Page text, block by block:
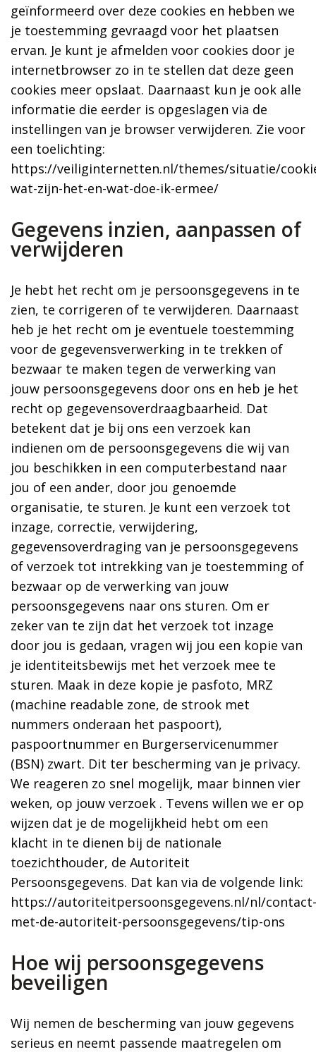
geïnformeerd over deze cookies en hebben we
je toestemming gevraagd voor het plaatsen
ervan. Je kunt je afmelden voor cookies door je
internetbrowser zo in te stellen dat deze geen
cookies meer opslaat. Daarnaast kun je ook alle
informatie die eerder is opgeslagen via de
instellingen van je browser verwijderen. Zie voor
een toelichting:
https://veiliginternetten.nl/themes/situatie/
wat-zijn-het-en-wat-doe-ik-ermee/
Gegevens inzien, aanpassen of
verwijderen
Je hebt het recht om je persoonsgegevens in te
zien, te corrigeren of te verwijderen. Daarnaast
heb je het recht om je eventuele toestemming
voor de gegevensverwerking in te trekken of
bezwaar te maken tegen de verwerking van
jouw persoonsgegevens door ons en heb je het
recht op gegevensoverdraagbaarheid. Dat
betekent dat je bij ons een verzoek kan
indienen om de persoonsgegevens die wij van
jou beschikken in een computerbestand naar
jou of een ander, door jou genoemde
organisatie, te sturen. Je kunt een verzoek tot
inzage, correctie, verwijdering,
gegevensoverdraging van je persoonsgegevens
of verzoek tot intrekking van je toestemming of
bezwaar op de verwerking van jouw
persoonsgegevens naar ons sturen. Om er
zeker van te zijn dat het verzoek tot inzage
door jou is gedaan, vragen wij jou een kopie van
je identiteitsbewijs met het verzoek mee te
sturen. Maak in deze kopie je pasfoto, MRZ
(machine readable zone, de strook met
nummers onderaan het paspoort),
paspoortnummer en Burgerservicenummer
(BSN) zwart. Dit ter bescherming van je privacy.
We reageren zo snel mogelijk, maar binnen vier
weken, op jouw verzoek . Tevens willen we er op
wijzen dat je de mogelijkheid hebt om een
klacht in te dienen bij de nationale
toezichthouder, de Autoriteit
Persoonsgegevens. Dat kan via de volgende link:
https://autoriteitpersoonsgegevens.nl/nl/contact-
met-de-autoriteit-persoonsgegevens/tip-ons
Hoe wij persoonsgegevens
beveiligen
Wij nemen de bescherming van jouw gegevens
serieus en neemt passende maatregelen om